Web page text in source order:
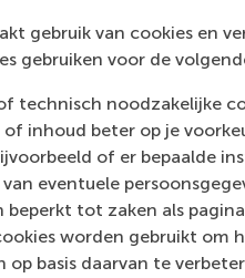
gebruik van cookies en
gebruiken voor de
technisch noodzakelijke
inhoud beter op je
of er bepaalde
eventuele
beperkt tot zaken als
worden gebruikt om
op basis daarvan te